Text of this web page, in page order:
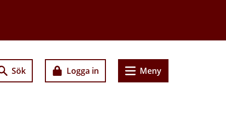
Sök Logga in Meny